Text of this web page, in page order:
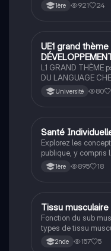
1ère 921 24
SVT
UE1 grand
L’ENFANT
L1 GRAND THÈME
DU LANGUAGE
Université 80
ST2S
Santé
Explorez les
publique, y compris
caractéristiques de
de prévention. Ce
conditions de vie
contenu : résumé
1ère 895 18
Santé & Social
Tissu musculaire
Fonction du sub
types de tissu
musculaire et du
2nde 157 5